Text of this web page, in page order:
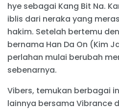
hye sebagai Kang Bit Na.
iblis dari neraka yang
hakim. Setelah bertemu
bernama Han Da On (Kim
perlahan mulai berubah
sebenarnya.
Vibers, temukan berbagai
lainnya bersama Vibrance